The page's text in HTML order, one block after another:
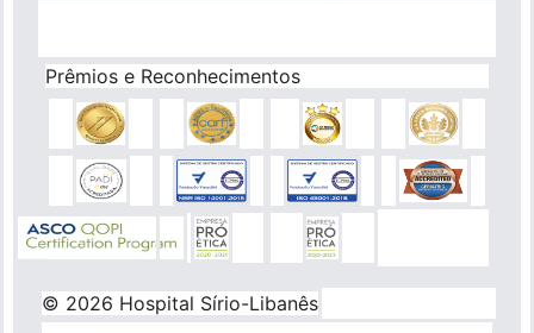
Prêmios e Reconhecimentos
© 2026 Hospital Sírio-Libanês